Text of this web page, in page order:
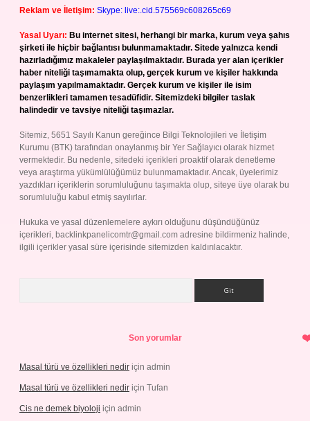
Reklam ve İletişim: Skype: live:.cid.575569c608265c69
Yasal Uyarı: Bu internet sitesi, herhangi bir marka, kurum veya şahıs
şirketi ile hiçbir bağlantısı bulunmamaktadır. Sitede yalnızca kendi
hazırladığımız makaleler paylaşılmaktadır. Burada yer alan içerikler
haber niteliği taşımamakta olup, gerçek kurum ve kişiler hakkında
paylaşım yapılmamaktadır. Gerçek kurum ve kişiler ile isim
benzerlikleri tamamen tesadüfidir. Sitemizdeki bilgiler taslak
halindedir ve tavsiye niteliği taşımazlar.
Sitemiz, 5651 Sayılı Kanun gereğince Bilgi Teknolojileri ve İletişim
Kurumu (BTK) tarafından onaylanmış bir Yer Sağlayıcı olarak hizmet
vermektedir. Bu nedenle, sitedeki içerikleri proaktif olarak denetleme
veya araştırma yükümlülüğümüz bulunmamaktadır. Ancak, üyelerimiz
yazdıkları içeriklerin sorumluluğunu taşımakta olup, siteye üye olarak bu
sorumluluğu kabul etmiş sayılırlar.
Hukuka ve yasal düzenlemelere aykırı olduğunu düşündüğünüz
içerikleri, backlinkpanelicomtr@gmail.com adresine bildirmeniz halinde,
ilgili içerikler yasal süre içerisinde sitemizden kaldırılacaktır.
Son yorumlar
Masal türü ve özellikleri nedir için admin
Masal türü ve özellikleri nedir için Tufan
Cis ne demek biyoloji için admin